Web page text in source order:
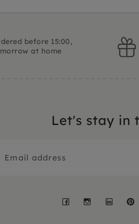
before 15:00,
at home
Let's stay in
Facebook